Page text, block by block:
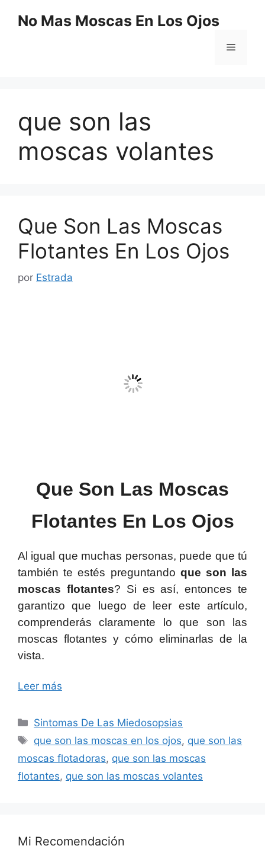
No Mas Moscas En Los Ojos
Menú
que son las
moscas volantes
Que Son Las Moscas
Flotantes En Los Ojos
por Estrada
Que Son Las Moscas
Flotantes En Los Ojos
Al igual que muchas personas, puede que tú
también te estés preguntando que son las
moscas flotantes? Si es así, entonces te
garantizo que luego de leer este artículo,
comprenderás claramente lo que son las
moscas flotantes y cómo eliminarlas de la
vista.
Leer más
Categorías
Sintomas De Las Miedosopsias
Etiquetas
que son las moscas en los ojos, que son las
moscas flotadoras, que son las moscas
flotantes, que son las moscas volantes
Mi Recomendación